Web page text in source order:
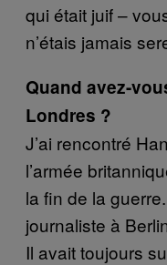
qui était juif –
n’étais jamais
Quand avez-
Londres ?
J’ai rencontré
l’armée
la fin de la
journaliste à
Il avait toujours